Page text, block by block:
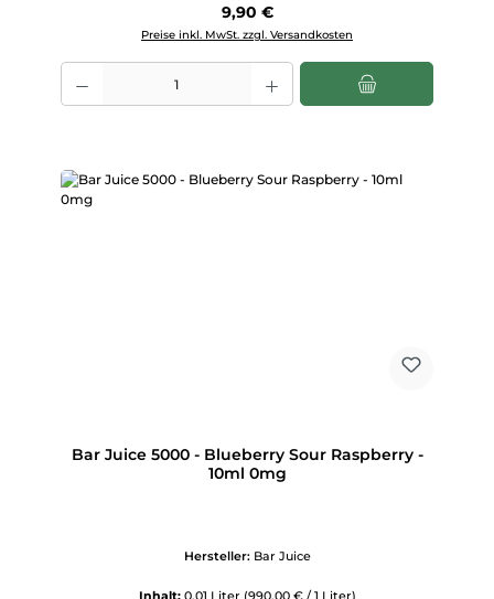
Regulärer Preis:
9,90 €
Preise inkl. MwSt. zzgl. Versandkosten
Produkt Anzahl: Gib den gewünschten Wert ein oder benutze die
Bar Juice 5000 - Blueberry Sour Raspberry -
10ml 0mg
Hersteller: Bar Juice
Inhalt: 0.01 Liter (990,00 € / 1 Liter)